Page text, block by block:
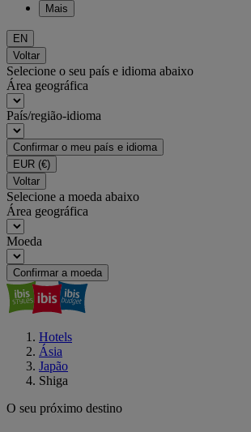
Mais
EN
Voltar
Selecione o seu país e idioma abaixo
Área geográfica
País/região-idioma
Confirmar o meu país e idioma
EUR (€)
Voltar
Selecione a moeda abaixo
Área geográfica
Moeda
Confirmar a moeda
Hotels
Ásia
Japão
Shiga
O seu próximo destino